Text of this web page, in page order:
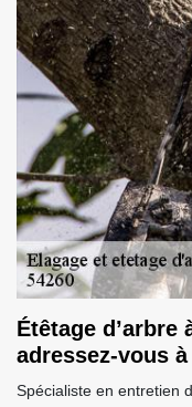
Étêtage d’arbre
adressez-vous
Spécialiste en entretien